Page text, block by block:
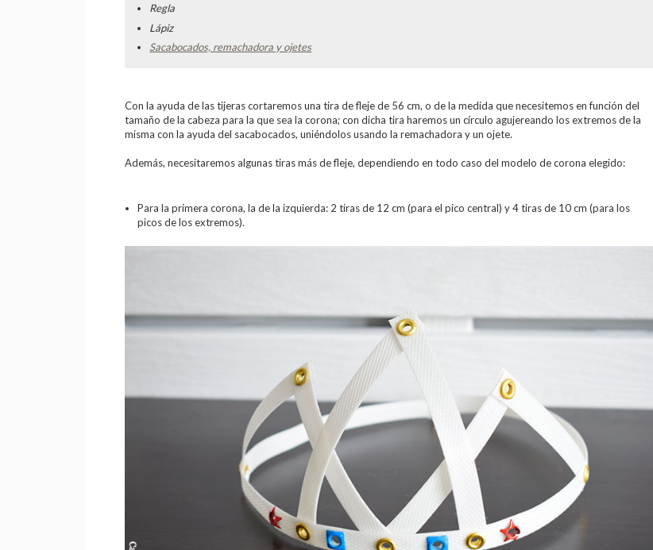
Regla
Lápiz
Sacabocados, remachadora y ojetes
Con la ayuda de las tijeras cortaremos una tira de fleje de 56 cm, o de la medida que necesitemos en función del
tamaño de la cabeza para la que sea la corona; con dicha tira haremos un círculo agujereando los extremos de la
misma con la ayuda del sacabocados, uniéndolos usando la remachadora y un ojete.
Además, necesitaremos algunas tiras más de fleje, dependiendo en todo caso del modelo de corona elegido:
Para la primera corona, la de la izquierda: 2 tiras de 12 cm (para el pico central) y 4 tiras de 10 cm (para los
picos de los extremos).